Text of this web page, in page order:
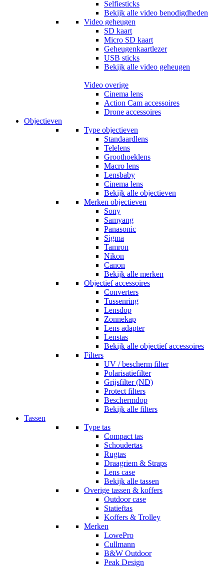
Selfiesticks
Bekijk alle video benodigdheden
Video geheugen
SD kaart
Micro SD kaart
Geheugenkaartlezer
USB sticks
Bekijk alle video geheugen
Video overige
Cinema lens
Action Cam accessoires
Drone accessoires
Objectieven
Type objectieven
Standaardlens
Telelens
Groothoeklens
Macro lens
Lensbaby
Cinema lens
Bekijk alle objectieven
Merken objectieven
Sony
Samyang
Panasonic
Sigma
Tamron
Nikon
Canon
Bekijk alle merken
Objectief accessoires
Converters
Tussenring
Lensdop
Zonnekap
Lens adapter
Lenstas
Bekijk alle objectief accessoires
Filters
UV / bescherm filter
Polarisatiefilter
Grijsfilter (ND)
Protect filters
Beschermdop
Bekijk alle filters
Tassen
Type tas
Compact tas
Schoudertas
Rugtas
Draagriem & Straps
Lens case
Bekijk alle tassen
Overige tassen & koffers
Outdoor case
Statieftas
Koffers & Trolley
Merken
LowePro
Cullmann
B&W Outdoor
Peak Design